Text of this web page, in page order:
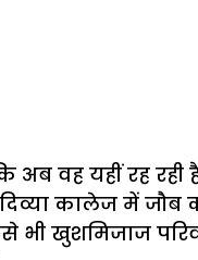
अब वह यहीं रह
कालेज में जौब
भी खुशमिजाज